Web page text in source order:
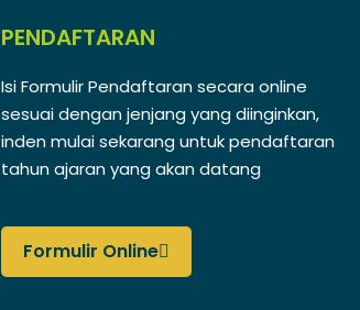
PENDAFTARAN
Isi Formulir Pendaftaran secara online
sesuai dengan jenjang yang diinginkan,
inden mulai sekarang untuk pendaftaran
tahun ajaran yang akan datang
Formulir Online